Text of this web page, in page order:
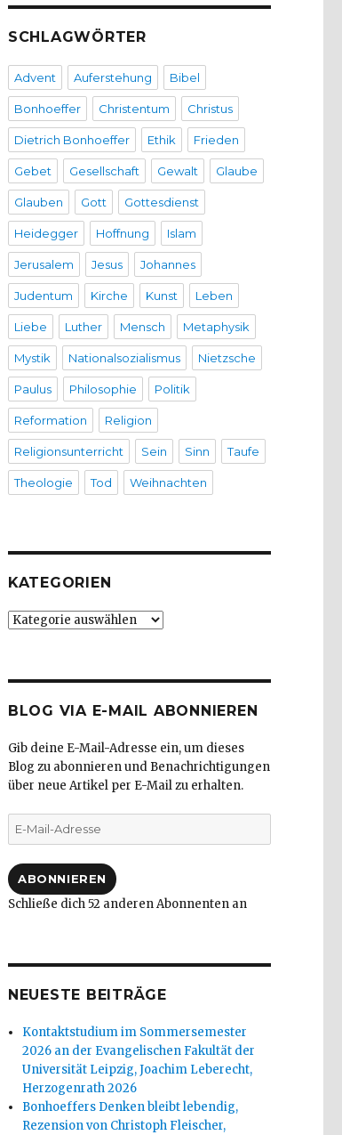
SCHLAGWÖRTER
Advent Auferstehung Bibel
Bonhoeffer Christentum Christus
Dietrich Bonhoeffer Ethik Frieden
Gebet Gesellschaft Gewalt Glaube
Glauben Gott Gottesdienst
Heidegger Hoffnung Islam
Jerusalem Jesus Johannes
Judentum Kirche Kunst Leben
Liebe Luther Mensch Metaphysik
Mystik Nationalsozialismus Nietzsche
Paulus Philosophie Politik
Reformation Religion
Religionsunterricht Sein Sinn Taufe
Theologie Tod Weihnachten
KATEGORIEN
Kategorien
BLOG VIA E-MAIL ABONNIEREN
Gib deine E-Mail-Adresse ein, um dieses
Blog zu abonnieren und Benachrichtigungen
über neue Artikel per E-Mail zu erhalten.
E-
Mail-
ABONNIEREN
Schließe dich 52 anderen Abonnenten an
NEUESTE BEITRÄGE
Kontaktstudium im Sommersemester
2026 an der Evangelischen Fakultät der
Universität Leipzig, Joachim Leberecht,
Herzogenrath 2026
Bonhoeffers Denken bleibt lebendig,
Rezension von Christoph Fleischer,